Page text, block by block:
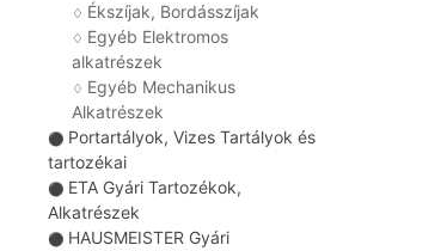
♢ Ékszíjak, Bordásszíjak
♢ Egyéb Elektromos
alkatrészek
♢ Egyéb Mechanikus
Alkatrészek
⚫ Portartályok, Vizes Tartályok és
tartozékai
⚫ ETA Gyári Tartozékok,
Alkatrészek
⚫ HAUSMEISTER Gyári